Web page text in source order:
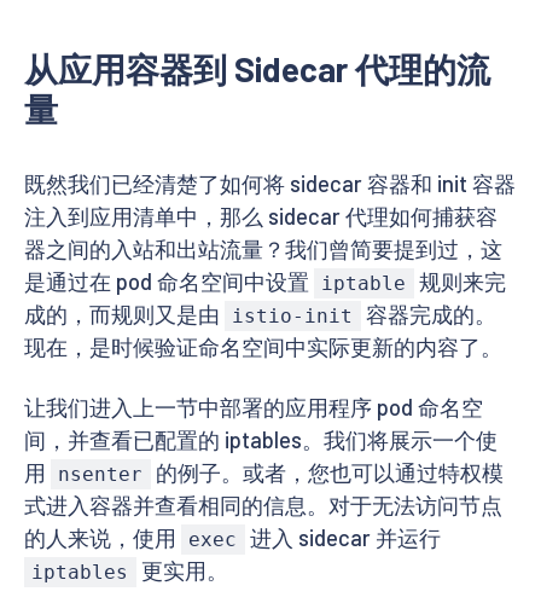
从应用容器到 Sidecar 代理的流
量
既然我们已经清楚了如何将 sidecar 容器和 init 容器
注入到应用清单中，那么 sidecar 代理如何捕获容
器之间的入站和出站流量？我们曾简要提到过，这
是通过在 pod 命名空间中设置
iptable
规则来完
成的，而规则又是由
istio-init
容器完成的。
现在，是时候验证命名空间中实际更新的内容了。
让我们进入上一节中部署的应用程序 pod 命名空
间，并查看已配置的 iptables。我们将展示一个使
用
nsenter
的例子。或者，您也可以通过特权模
式进入容器并查看相同的信息。对于无法访问节点
的人来说，使用
exec 进入 sidecar 并运行
iptables 更实用。